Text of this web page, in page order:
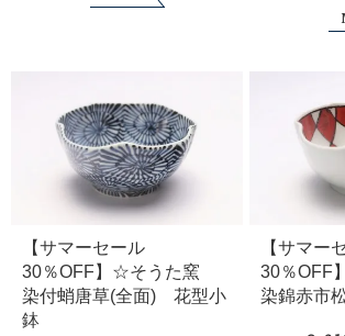
【サマーセール
30％OFF】☆そうた窯
染付蛸唐草(全面) 花型小
鉢
【サマー
30％OFF
染錦赤市